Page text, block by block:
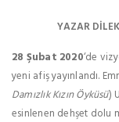
YAZAR
28 Şubat 2020‘de
yeni afiş yayınlandı.
Damızlık Kızın Öyküsü)
esinlenen dehşet dolu